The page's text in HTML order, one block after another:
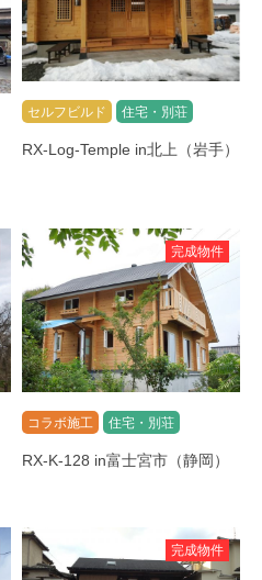
セルフビルド 住宅・別荘
RX-Log-Temple in北上（岩手）
完成物件
コラボ施工 住宅・別荘
RX-K-128 in富士宮市（静岡）
完成物件